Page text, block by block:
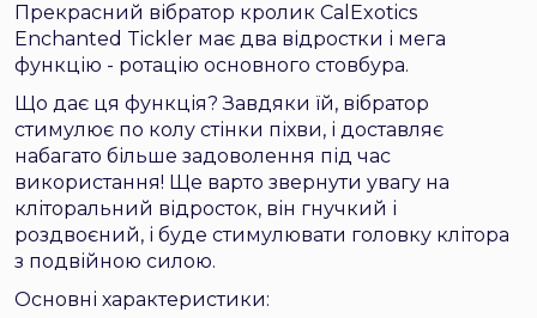
Прекрасний вібратор кролик CalExotics
Enchanted Tickler має два відростки і мега
функцію - ротацію основного стовбура.
Що дає ця функція? Завдяки їй, вібратор
стимулює по колу стінки піхви, і доставляє
набагато більше задоволення під час
використання! Ще варто звернути увагу на
кліторальний відросток, він гнучкий і
роздвоєний, і буде стимулювати головку клітора
з подвійною силою.
Основні характеристики: